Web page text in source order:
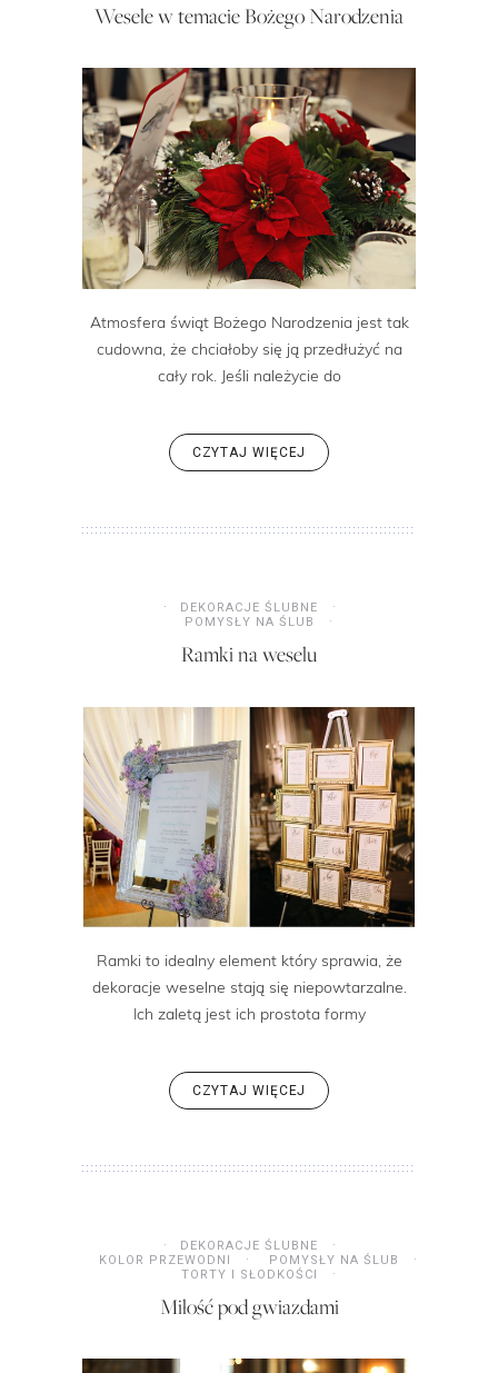
Wesele w temacie Bożego Narodzenia
Atmosfera świąt Bożego Narodzenia jest tak
cudowna, że chciałoby się ją przedłużyć na
cały rok. Jeśli należycie do
CZYTAJ WIĘCEJ
DEKORACJE ŚLUBNE
POMYSŁY NA ŚLUB
Ramki na weselu
Ramki to idealny element który sprawia, że
dekoracje weselne stają się niepowtarzalne.
Ich zaletą jest ich prostota formy
CZYTAJ WIĘCEJ
DEKORACJE ŚLUBNE
KOLOR PRZEWODNI
POMYSŁY NA ŚLUB
TORTY I SŁODKOŚCI
Miłość pod gwiazdami